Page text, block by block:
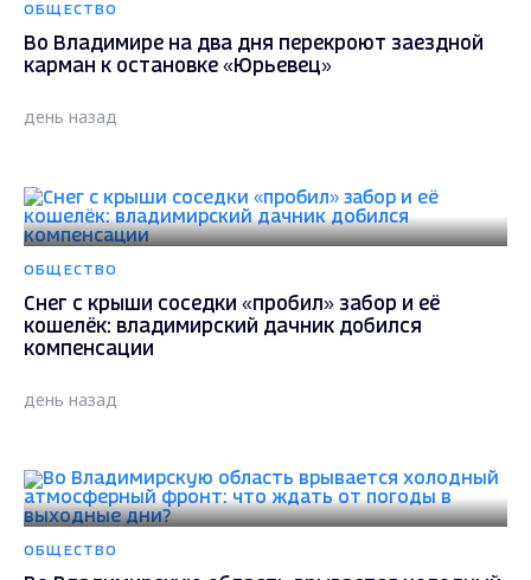
ОБЩЕСТВО
Во Владимире на два дня перекроют заездной
карман к остановке «Юрьевец»
день назад
ОБЩЕСТВО
Снег с крыши соседки «пробил» забор и её
кошелёк: владимирский дачник добился
компенсации
день назад
ОБЩЕСТВО